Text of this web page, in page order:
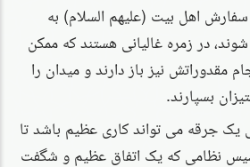
اهل بیت (علیهم السلام) به
در زمره غالیانی هستند که ممکن
مقدوراتش نیز باز دارند و میدان را
بسپارند.
یک جرقه می تواند کاری عظیم باشد تا
نظامی که یک اتفاق عظیم و شگفت